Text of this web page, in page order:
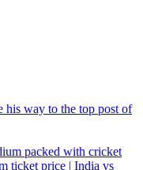
his way to the top post of